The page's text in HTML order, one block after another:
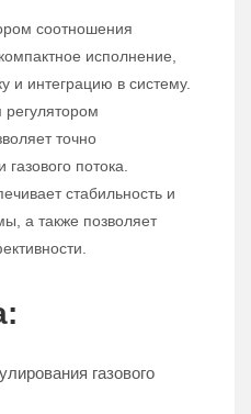
соотношения
исполнение,
и интеграцию в систему.
точно
потока.
стабильность и
а также позволяет
газового